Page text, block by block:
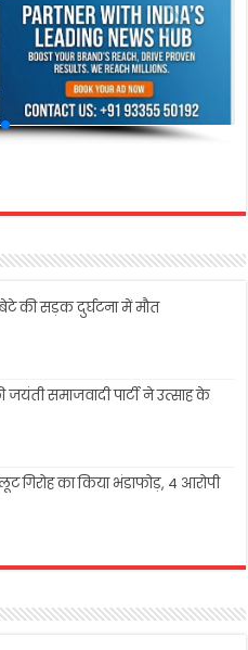
की सड़क दुर्घटना में मौत
जयंती समाजवादी पार्टी ने उत्साह के
गिरोह का किया भंडाफोड़, 4 आरोपी